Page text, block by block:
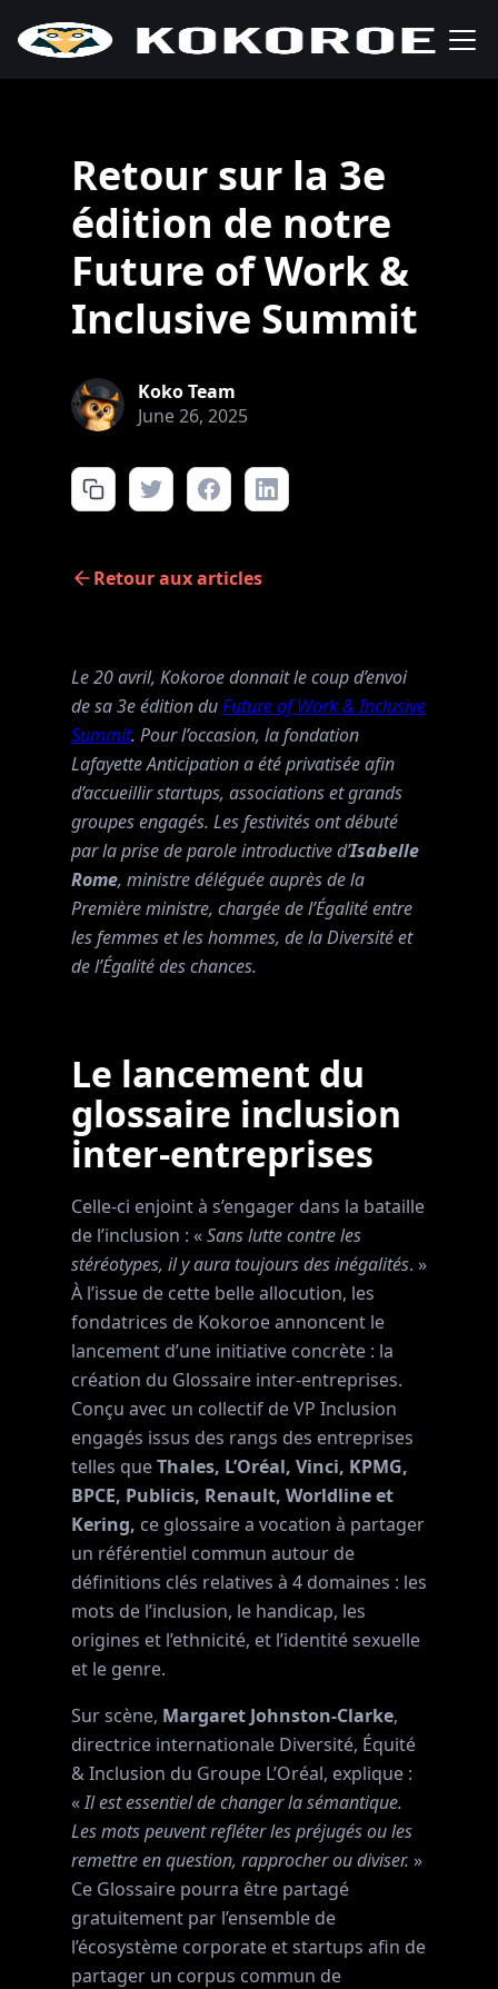
Retour sur la 3e
édition de notre
Future of Work &
Inclusive Summit
Koko Team
June 26, 2025
Retour aux articles
Le 20 avril, Kokoroe donnait le coup d’envoi
de sa 3e édition duFuture of Work & Inclusive
Summit. Pour l’occasion, la fondation
Lafayette Anticipation a été privatisée afin
d’accueillir startups, associations et grands
groupes engagés. Les festivités ont débuté
par la prise de parole introductive d’Isabelle
Rome, ministre déléguée auprès de la
Première ministre, chargée de l’Égalité entre
les femmes et les hommes, de la Diversité et
de l’Égalité des chances.
Le lancement du
glossaire inclusion
inter-entreprises
Celle-ci enjoint à s’engager dans la bataille
de l’inclusion : «Sans lutte contre les
stéréotypes, il y aura toujours des inégalités. »
À l’issue de cette belle allocution, les
fondatrices de Kokoroe annoncent le
lancement d’une initiative concrète : la
création du Glossaire inter-entreprises.
Conçu avec un collectif de VP Inclusion
engagés issus des rangs des entreprises
telles queThales, L’Oréal, Vinci, KPMG,
BPCE, Publicis, Renault, Worldline et
Kering, ce glossaire a vocation à partager
un référentiel commun autour de
définitions clés relatives à 4 domaines : les
mots de l’inclusion, le handicap, les
origines et l’ethnicité, et l’identité sexuelle
et le genre.
Sur scène, Margaret Johnston-Clarke,
directrice internationale Diversité, Équité
& Inclusion du Groupe L’Oréal, explique :
«Il est essentiel de changer la sémantique.
Les mots peuvent refléter les préjugés ou les
remettre en question, rapprocher ou diviser. »
Ce Glossaire pourra être partagé
gratuitement par l’ensemble de
l’écosystème corporate et startups afin de
partager un corpus commun de